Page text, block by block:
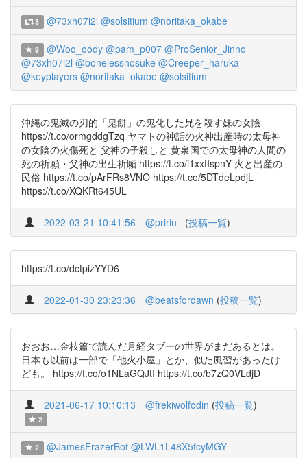
3 @73xh07i2l @solsitium @noritaka_okabe
9 @Woo_oody @pam_p007 @ProSenior_Jinno
@73xh07i2l @bonelessnosuke @Creeper_haruka
@keyplayers @noritaka_okabe @solsitium
沖縄の鬼滅の刃的「鬼餅」の鬼化した兄を殺す妹の女陰
https://t.co/ormgddgTzq ヤマトの神話の火神出産時の太母神
の女陰の火傷死と 父神の子殺しと 黄泉国での太母神の人間の
死の祈願・父神の出生祈願 https://t.co/i1xxfIspnY 火と出産の
民俗 https://t.co/pArFRs8VNO https://t.co/5DTdeLpdjL
https://t.co/XQKRt645UL
2022-03-21 10:41:56 @pririn_ (投稿一覧)
https://t.co/dctpizYYD6
2022-01-30 23:23:36 @beatsfordawn (投稿一覧)
おおお…金枝篇で読んだ月経タブーの世界がまだあるとは。
日本も以前は一部で「他火小屋」とか、似た風習があったけ
ども。 https://t.co/o1NLaGQJtI https://t.co/b7zQ0VLdjD
2021-06-17 10:10:13 @frekiwolfodin (投稿一覧)
2
2 @JamesFrazerBot @LWL1L48X5fcyMGY